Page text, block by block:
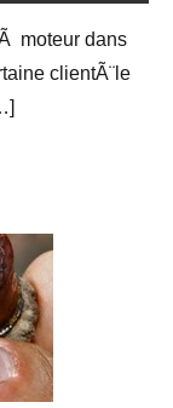
moteur dans
clientÃ¨le